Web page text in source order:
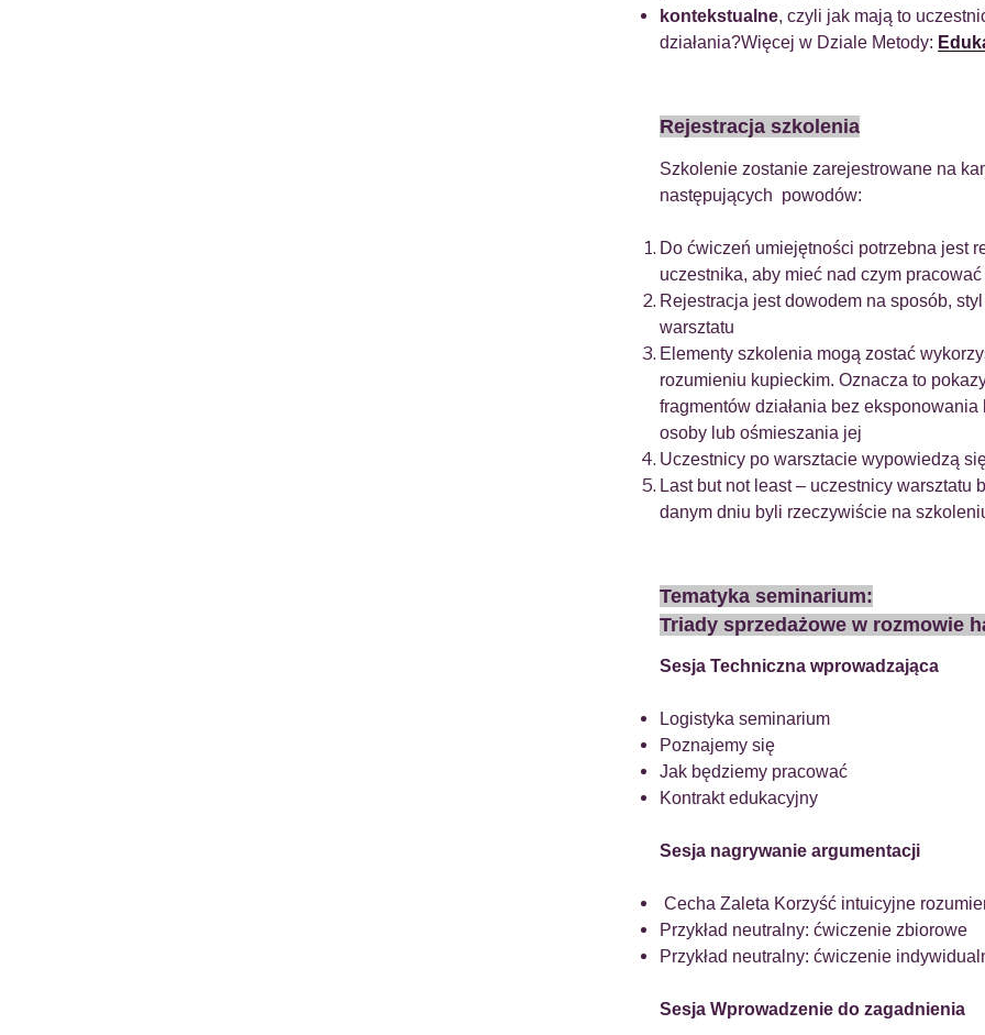
kontekstualne, czyli jak mają to
działania?Więcej w Dziale Metody:
Rejestracja szkolenia
Szkolenie zostanie zarejestrowane na
następujących powodów:
Do ćwiczeń umiejętności potrzebna jest
uczestnika, abymieć nad czym pracować
Rejestracja jest dowodem na sposób,
warsztatu
Elementy szkolenia mogą zostać
rozumieniu kupieckim. Oznacza to
fragmentów działania bez
osoby lub ośmieszania jej
Uczestnicy po warsztacie wypowiedzą
Last but not least – uczestnicy warsztatu
danym dniu byli rzeczywiście na
Tematyka seminarium:
Triady sprzedażowe w rozmowie
Sesja Techniczna wprowadzająca
Logistyka seminarium
Poznajemy się
Jak będziemy pracować
Kontrakt edukacyjny
Sesja nagrywanie argumentacji
Cecha Zaleta Korzyść intuicyjne
Przykład neutralny: ćwiczenie zbiorowe
Przykład neutralny: ćwiczenie
Sesja Wprowadzenie do zagadnienia